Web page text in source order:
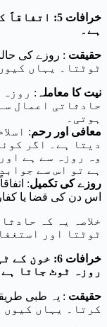
خرافات 5:
ہے۔
حقیقت : روزے کی
ٹوٹتا۔ یہاں
نیت کا معاملہ : روزہ
حادثاتی اعمال
ہوتی۔
معافی اور رحم:
دیتا ہے۔ اگر
وہ روزہ سے ہے
ہے تو اس سے
روزے کی تکمیل:
اس دن کی قضا یا
خلاصہ یہ کہ
ٹوٹتا اور
خرافات 6:
روزہ ٹوٹ جاتا
حقیقت : یہ طبی
کرتا۔ یہاں کیوں